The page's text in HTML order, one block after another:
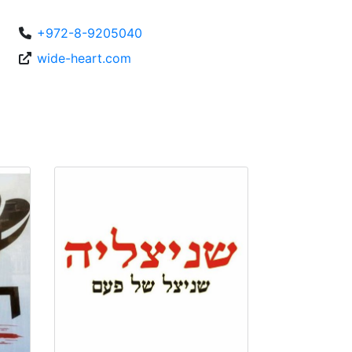
+972-8-9205040
wide-heart.com